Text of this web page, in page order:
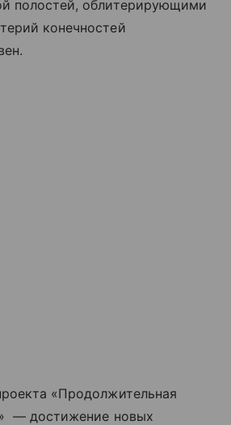
полостей, облитерирующими
конечностей
«Продолжительная
— достижение новых